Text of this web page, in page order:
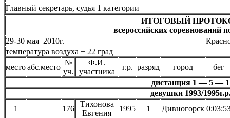
Главный секретарь, судья 1
ИТОГОВЫЙ
всероссийских соревнований
29-30 мая 2010г. Красноярск,
температура воздуха + 22 град
местоабс.место
№
уч.
Ф.И.
участника
г.р. разряд город
бег
дистанция 1 — 5 — 1
девушки 1993/
1
176
Тихонова
Евгения
1995 1 Дивногорск